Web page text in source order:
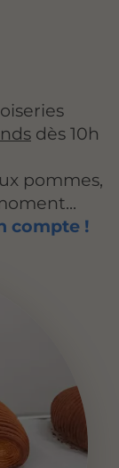
dès 10h
pommes,
compte !